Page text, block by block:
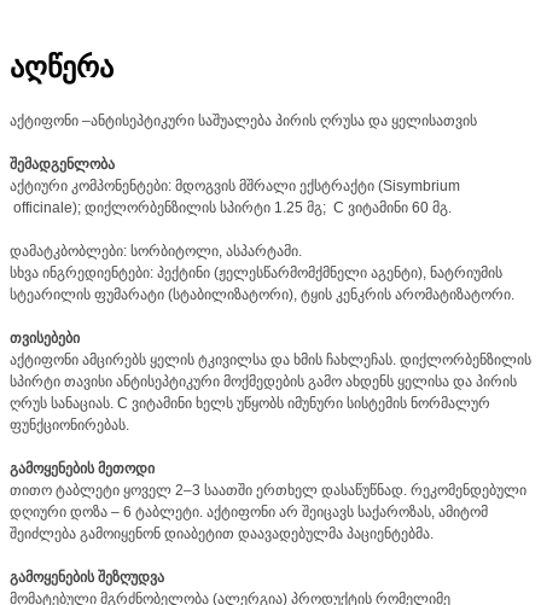
აღწერა
აქტიფონი –ანტისეპტიკური საშუალება პირის ღრუსა და ყელისათვის
შემადგენლობა
აქტიური კომპონენტები: მდოგვის მშრალი ექსტრაქტი (Sisymbrium
officinale); დიქლორბენზილის სპირტი 1.25 მგ; C ვიტამინი 60 მგ.
დამატკბობლები: სორბიტოლი, ასპარტამი.
სხვა ინგრედიენტები: პექტინი (ჟელესწარმომქმნელი აგენტი), ნატრიუმის
სტეარილის ფუმარატი (სტაბილიზატორი), ტყის კენკრის არომატიზატორი.
თვისებები
აქტიფონი ამცირებს ყელის ტკივილსა და ხმის ჩახლეჩას. დიქლორბენზილის
სპირტი თავისი ანტისეპტიკური მოქმედების გამო ახდენს ყელისა და პირის
ღრუს სანაციას. C ვიტამინი ხელს უწყობს იმუნური სისტემის ნორმალურ
ფუნქციონირებას.
გამოყენების მეთოდი
თითო ტაბლეტი ყოველ 2–3 საათში ერთხელ დასაწუწნად. რეკომენდებული
დღიური დოზა – 6 ტაბლეტი. აქტიფონი არ შეიცავს საქაროზას, ამიტომ
შეიძლება გამოიყენონ დიაბეტით დაავადებულმა პაციენტებმა.
გამოყენების შეზღუდვა
მომატებული მგრძნობელობა (ალერგია) პროდუქტის რომელიმე